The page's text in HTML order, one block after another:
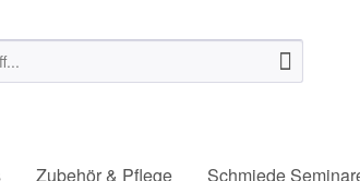
Zubehör & Pflege Schmiede